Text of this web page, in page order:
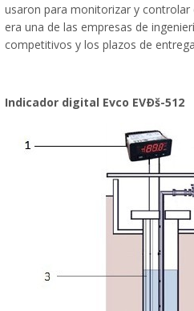
usaron para monitorizar y controlar
era una de las empresas de
competitivos y los plazos de
Indicador digital Evco EVÐš-512